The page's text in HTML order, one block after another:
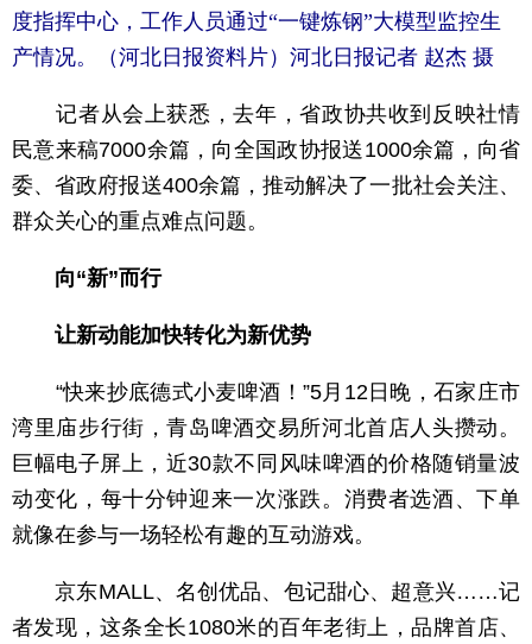
度指挥中心，工作人员通过“一键炼钢”大模型监控生
产情况。（河北日报资料片）河北日报记者 赵杰 摄
记者从会上获悉，去年，省政协共收到反映社情
民意来稿7000余篇，向全国政协报送1000余篇，向省
委、省政府报送400余篇，推动解决了一批社会关注、
群众关心的重点难点问题。
向“新”而行
让新动能加快转化为新优势
“快来抄底德式小麦啤酒！”5月12日晚，石家庄市
湾里庙步行街，青岛啤酒交易所河北首店人头攒动。
巨幅电子屏上，近30款不同风味啤酒的价格随销量波
动变化，每十分钟迎来一次涨跌。消费者选酒、下单
就像在参与一场轻松有趣的互动游戏。
京东MALL、名创优品、包记甜心、超意兴……记
者发现，这条全长1080米的百年老街上，品牌首店、